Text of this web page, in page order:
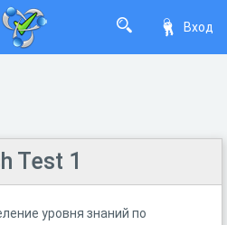
Вход
Test 1
уровня знаний по